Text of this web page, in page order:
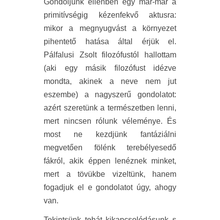
Gondoljunk ellenben egy már-már a
primitívségig kézenfekvő aktusra:
mikor a megnyugvást a környezet
pihentető hatása által érjük el.
Pálfalusi Zsolt filozófustól hallottam
(aki egy másik filozófust idézve
mondta, akinek a neve nem jut
eszembe) a nagyszerű gondolatot:
azért szeretünk a természetben lenni,
mert nincsen rólunk véleménye. És
most ne kezdjünk fantáziálni
megvetően fölénk terebélyesedő
fákról, akik éppen lenéznek minket,
mert a tövükbe vizeltünk, hanem
fogadjuk el e gondolatot úgy, ahogy
van.